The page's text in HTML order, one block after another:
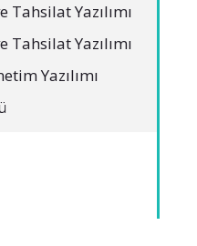
Tahsilat Yazılımı
Tahsilat Yazılımı
Yazılımı